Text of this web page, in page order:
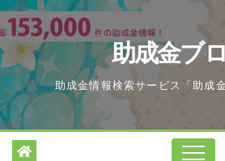
Skip
to
content
助成金ブ
助成金情報検索サービス「助成